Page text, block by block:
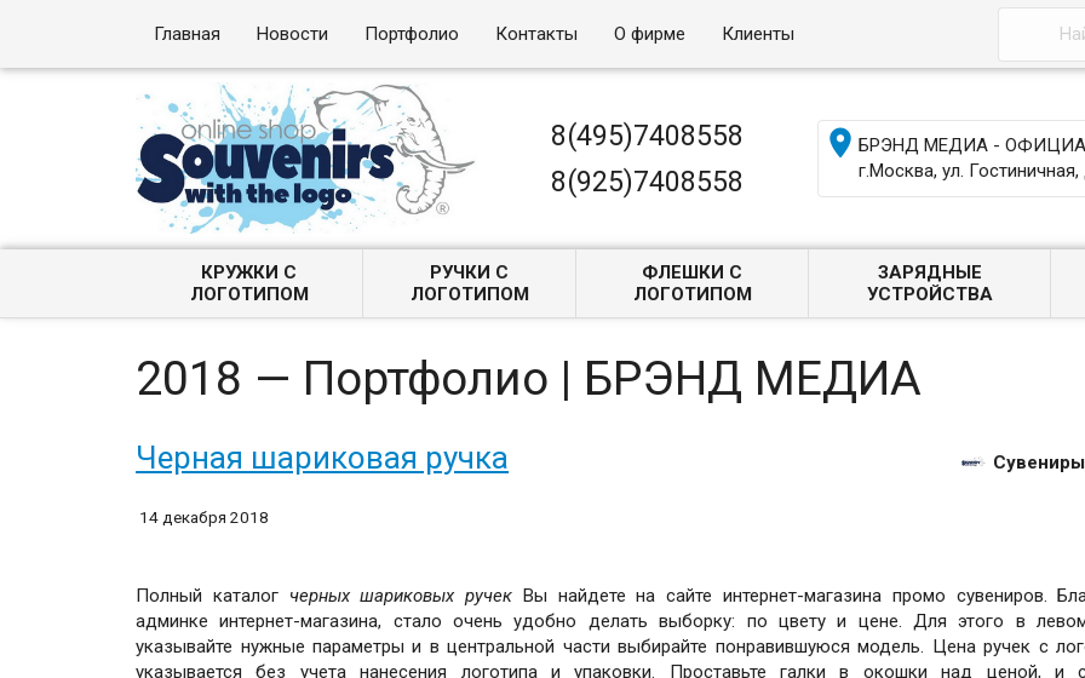
Главная Новости Портфолио Контакты О фирме Клиенты
8(495)7408558
8(925)7408558
БРЭНД МЕДИА -
г.Москва, ул.
КРУЖКИ С
ЛОГОТИПОМ
РУЧКИ С
ЛОГОТИПОМ
ФЛЕШКИ С
ЛОГОТИПОМ
ЗАРЯДНЫЕ
УСТРОЙСТВА
2018 — Портфолио | БРЭНД МЕДИА
Черная шариковая ручка
14 декабря 2018
Полный каталог черных шариковых ручек Вы найдете на сайте интернет-магазина промо сувениров.
админке интернет-магазина, стало очень удобно делать выборку: по цвету и цене. Для этого в
указывайте нужные параметры и в центральной части выбирайте понравившуюся модель. Цена ручек с
указывается без учета нанесения логотипа и упаковки. Проставьте галки в окошки над ценой, и